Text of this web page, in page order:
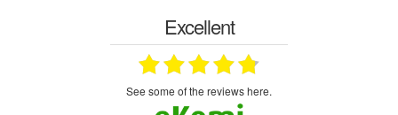
Excellent
see some of the reviews here.